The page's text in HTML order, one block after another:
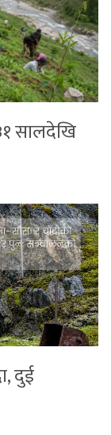
सालदेखि
दुई